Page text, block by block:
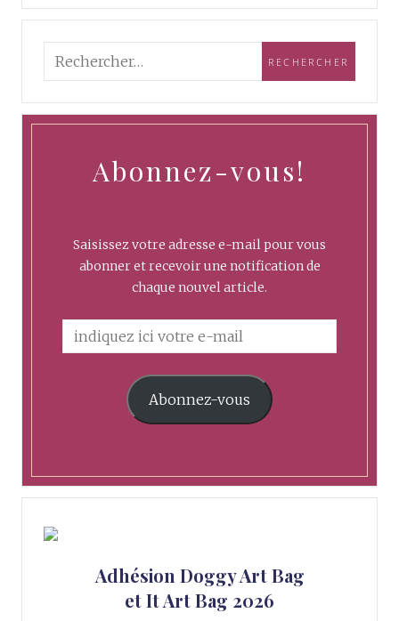
Abonnez-vous!
Saisissez votre adresse e-mail pour vous
abonner et recevoir une notification de
chaque nouvel article.
Abonnez-vous
Adhésion Doggy Art Bag
et It Art Bag 2026